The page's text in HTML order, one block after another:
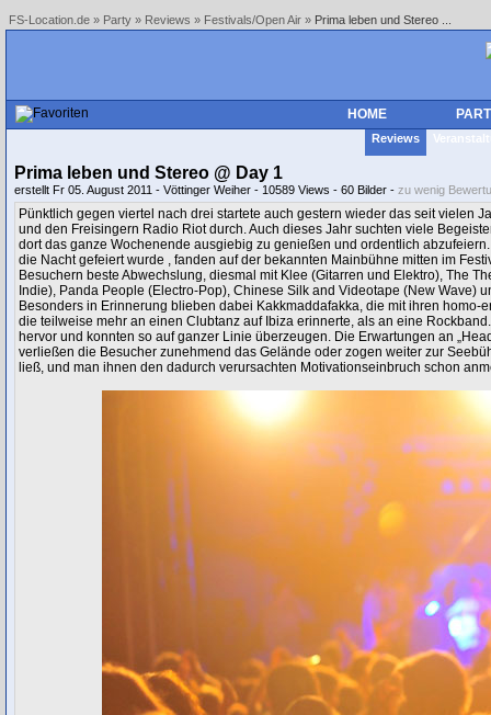
FS-Location.de » Party » Reviews » Festivals/Open Air » Prima leben und Stereo ...
HOME
Reviews
Prima leben und Stereo @ Day 1
erstellt Fr 05. August 2011 - Vöttinger Weiher - 10589 Views - 60 Bilder - zu wenig
Pünktlich gegen viertel nach drei startete auch gestern wieder das seit vielen
und den Freisingern Radio Riot durch. Auch dieses Jahr suchten viele
dort das ganze Wochenende ausgiebig zu genießen und ordentlich
die Nacht gefeiert wurde , fanden auf der bekannten Mainbühne mitten im
Besuchern beste Abwechslung, diesmal mit Klee (Gitarren und Elektro), The
Indie), Panda People (Electro-Pop), Chinese Silk and Videotape (New Wave)
Besonders in Erinnerung blieben dabei Kakkmaddafakka, die mit ihren
die teilweise mehr an einen Clubtanz auf Ibiza erinnerte, als an eine
hervor und konnten so auf ganzer Linie überzeugen. Die Erwartungen an
verließen die Besucher zunehmend das Gelände oder zogen weiter zur
ließ, und man ihnen den dadurch verursachten Motivationseinbruch schon